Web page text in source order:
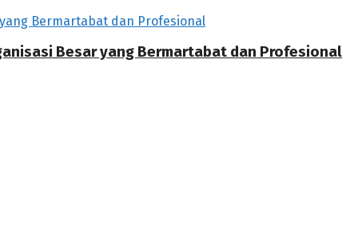
Besar yang Bermartabat dan Profesional